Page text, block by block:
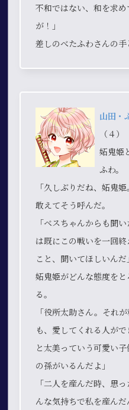
不和ではない、和を求
が！」
差しのべたふわさんの
山田・
（４）
妬鬼姫
ふわ。
「久しぶりだね、妬鬼
敢えてそう呼んだ。
「ベスちゃんからも聞
は既にこの戦いを一回
こと、聞いてほしいんだ
妬鬼姫がどんな態度を
る。
「役所太助さん。それ
も、愛してくれる人が
と太美っていう可愛い
の孫がいるんだよ」
「二人を産んだ時、思
んな気持ちで私を産ん